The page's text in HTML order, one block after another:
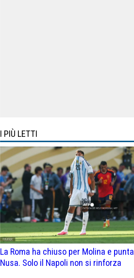
I PIÙ LETTI
La Roma ha chiuso per Molina e punta
Nusa. Solo il Napoli non si rinforza